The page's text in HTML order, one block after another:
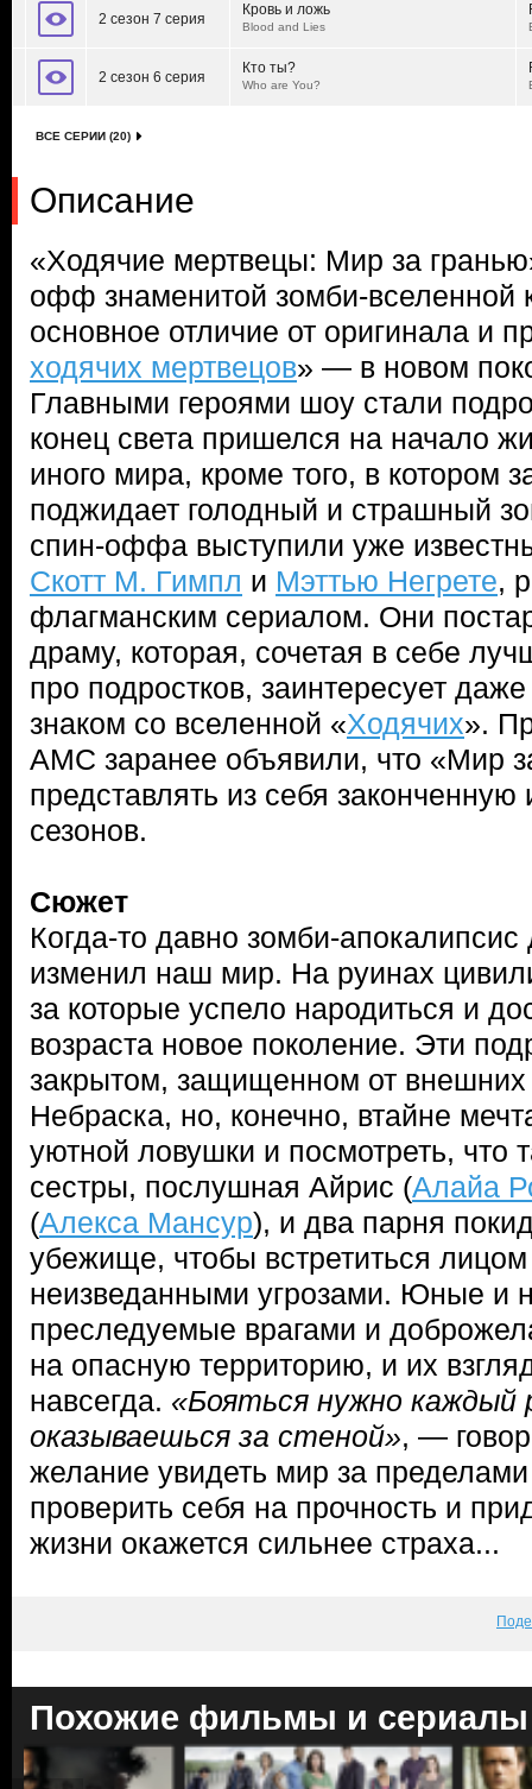
2 сезон 7 серия
Кровь и ложь
Blood and Lies
2 сезон 6 серия
Кто ты?
Who are You?
ВСЕ СЕРИИ (20)
Описание
«Ходячие мертвецы: Мир за
офф знаменитой зомби-вселенной
основное отличие от оригинала и
ходячих мертвецов» — в новом
Главными героями шоу стали
конец света пришелся на начало
иного мира, кроме того, в котором
поджидает голодный и страшный
спин-оффа выступили уже
Скотт М. Гимпл и Мэттью Негрете,
флагманским сериалом. Они
драму, которая, сочетая в себе
про подростков, заинтересует
знаком со вселенной «Ходячих».
AMC заранее объявили, что «Мир
представлять из себя законченную
сезонов.
Сюжет
Когда-то давно зомби-
изменил наш мир. На руинах
за которые успело народиться и
возраста новое поколение. Эти
закрытом, защищенном от внешних
Небраска, но, конечно, втайне
уютной ловушки и посмотреть, что
сестры, послушная Айрис (Алайа
(Алекса Мансур), и два парня
убежище, чтобы встретиться
неизведанными угрозами. Юные и
преследуемые врагами и
на опасную территорию, и их
навсегда. «Бояться нужно каждый
оказываешься за стеной», —
желание увидеть мир за пределами
проверить себя на прочность и
жизни окажется сильнее страха...
Похожие фильмы и сериалы